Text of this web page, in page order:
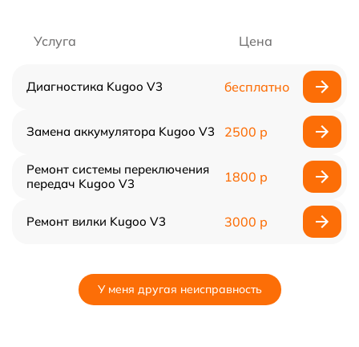
Услуга Цена
Диагностика Kugoo V3 бесплатно
Замена аккумулятора Kugoo V3 2500 р
Ремонт системы переключения
передач Kugoo V3
1800 р
Ремонт вилки Kugoo V3 3000 р
У меня другая неисправность